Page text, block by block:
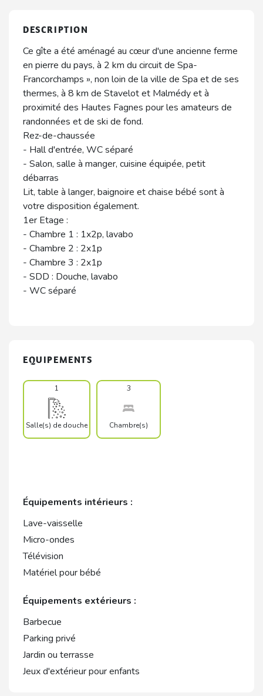
DESCRIPTION
Ce gîte a été aménagé au cœur d'une ancienne ferme
en pierre du pays, à 2 km du circuit de Spa-
Francorchamps », non loin de la ville de Spa et de ses
thermes, à 8 km de Stavelot et Malmédy et à
proximité des Hautes Fagnes pour les amateurs de
randonnées et de ski de fond.
Rez-de-chaussée
- Hall d'entrée, WC séparé
- Salon, salle à manger, cuisine équipée, petit
débarras
Lit, table à langer, baignoire et chaise bébé sont à
votre disposition également.
1er Etage :
- Chambre 1 : 1x2p, lavabo
- Chambre 2 : 2x1p
- Chambre 3 : 2x1p
- SDD : Douche, lavabo
- WC séparé
EQUIPEMENTS
1
Salle(s) de douche
3
Chambre(s)
Équipements intérieurs :
Lave-vaisselle
Micro-ondes
Télévision
Matériel pour bébé
Équipements extérieurs :
Barbecue
Parking privé
Jardin ou terrasse
Jeux d'extérieur pour enfants